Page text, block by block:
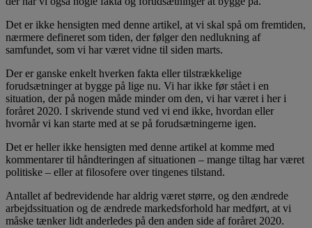
Det er ikke hensigten med denne artikel, at vi skal spå om fremtiden,
nærmere defineret som tiden, der følger den nedlukning af
samfundet, som vi har været vidne til siden marts.
Der er ganske enkelt hverken fakta eller tilstrækkelige
forudsætninger at bygge på lige nu. Vi har ikke før stået i en
situation, der på nogen måde minder om den, vi har været i her i
foråret 2020. I skrivende stund ved vi end ikke, hvordan eller
hvornår vi kan starte med at se på forudsætningerne igen.
Det er heller ikke hensigten med denne artikel at komme med
kommentarer til håndteringen af situationen – mange tiltag har været
politiske – eller at filosofere over tingenes tilstand.
Antallet af bedrevidende har aldrig været større, og den ændrede
arbejdssituation og de ændrede markedsforhold har medført, at vi
måske tænker lidt anderledes på den anden side af foråret 2020.